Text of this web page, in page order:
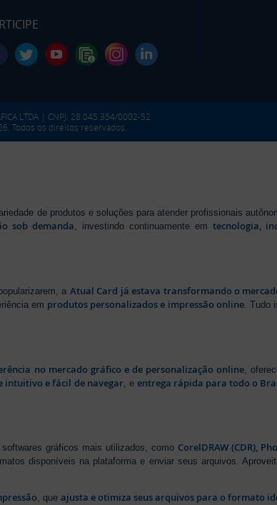
LTDA | CNPJ: 28.045.354/0002-52
Todos os direitos reservados.
de produtos e soluções para atender profissionais
sob demanda, investindo continuamente em tecnologia,
a Atual Card já estava transformando o
em produtos personalizados e impressão online. Tudo
no mercado gráfico e de personalização online ,
intuitivo e fácil de navegar , e entrega rápida para todo o
gráficos mais utilizados, como CorelDRAW (CDR),
disponíveis na plataforma e enviar seus arquivos.
, queajusta e otimiza seus arquivos para o formato